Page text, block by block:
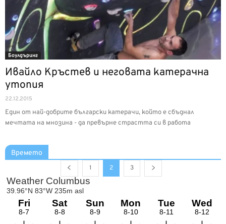
Боулдъринг
Ивайло Кръстев и неговата катерачна
утопия
22.12.2015
Един от най-добрите български катерачи, който е сбъднал
мечтата на мнозина - да превърне страстта си в работа
1 2 3
Времето